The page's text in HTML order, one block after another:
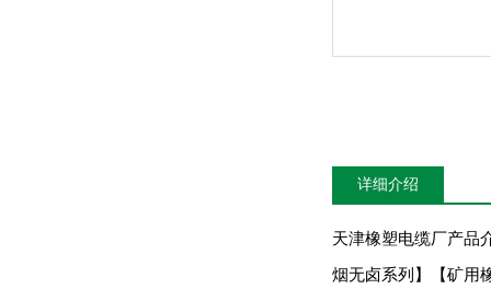
详细介绍
天津橡塑电缆厂产品
烟无卤系列】【矿用